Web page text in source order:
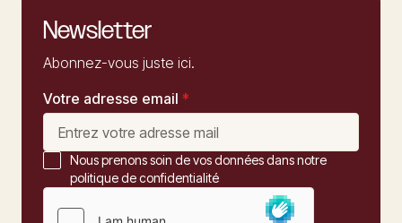
Newsletter
Abonnez-vous juste ici.
Votre adresse email *
Nous prenons soin de vos données dans notre
politique de confidentialité